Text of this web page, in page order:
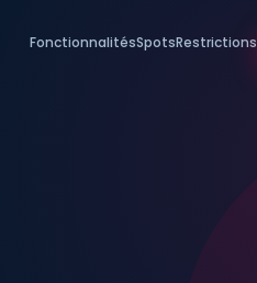
FonctionnalitésSpotsRestrictions